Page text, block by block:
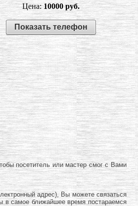
Цена:10000 руб.
Показать телефон
посетитель или мастер смог с Вами
адрес), Вы можете связаться
в самое ближайшее время постараемся